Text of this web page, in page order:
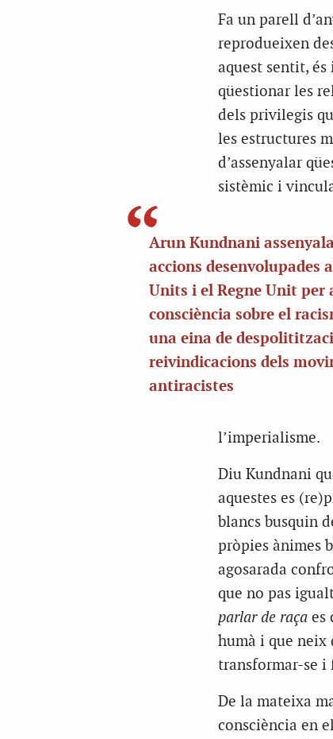
Fa un parell
reprodueixen
aquest sentit,
qüestionar les
dels privilegis
les estructures
d’assenyalar
sistèmic i
Arun Kundnani
accions desenvolupades
Units i el Regne Unit per
consciència sobre el
una eina de
reivindicacions dels
antiracistes
l’imperialisme.
Diu Kundnani
aquestes es
blancs busquin
pròpies ànimes
agosarada
que no pas
parlar de raçaes
humà i que neix
transformar-se i
De la mateixa
consciència en